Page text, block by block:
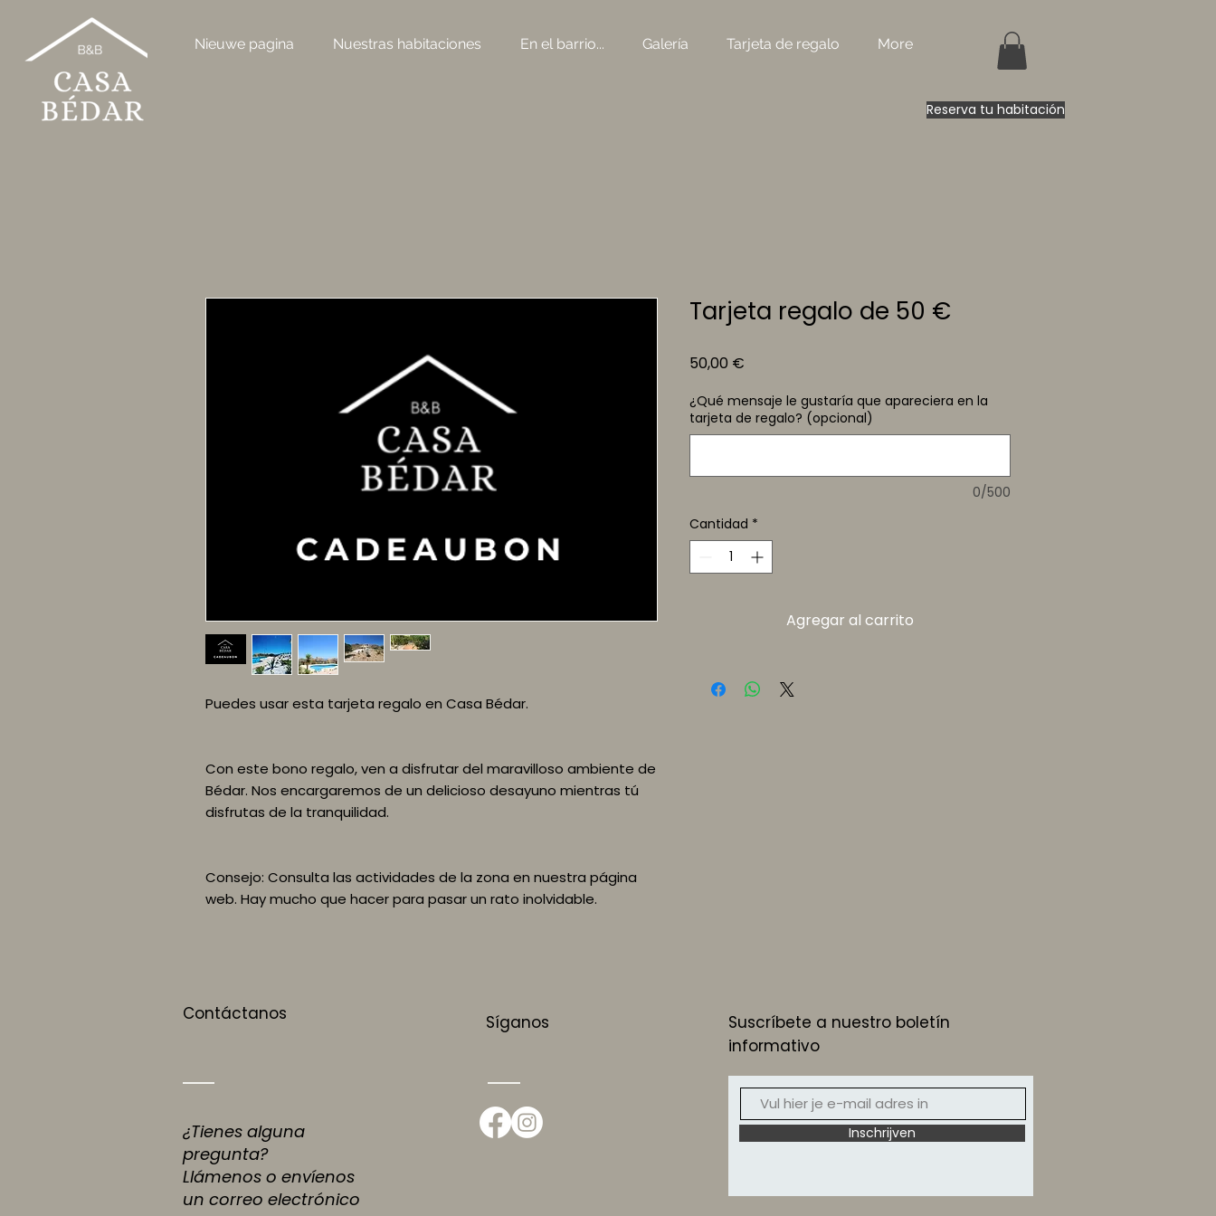
Nieuwe pagina Nuestras habitaciones En el barrio... Galería Tarjeta de regalo More
Reserva tu habitación
Puedes usar esta tarjeta regalo en Casa Bédar.
Con este bono regalo, ven a disfrutar del maravilloso ambiente de
Bédar. Nos encargaremos de un delicioso desayuno mientras tú
disfrutas de la tranquilidad.
Consejo: Consulta las actividades de la zona en nuestra página
web. Hay mucho que hacer para pasar un rato inolvidable.
Tarjeta regalo de 50 €
50,00 €
¿Qué mensaje le gustaría que apareciera en la
tarjeta de regalo? (opcional)
0/500
Cantidad *
Agregar al carrito
Contáctanos Síganos
¿Tienes alguna
pregunta?
Llámenos o envíenos
un correo electrónico
Suscríbete a nuestro boletín
informativo
Inschrijven